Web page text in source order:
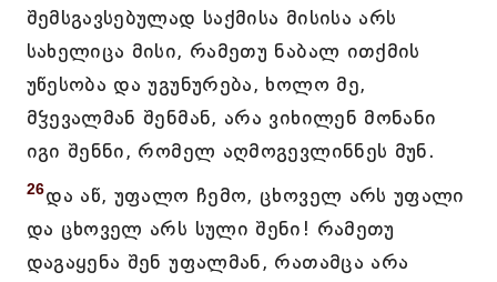
შემსგავსებულად საქმისა მისისა არს
სახელიცა მისი, რამეთუ ნაბალ ითქმის
უწესობა და უგუნურება, ხოლო მე,
მჴევალმან შენმან, არა ვიხილენ მონანი
იგი შენნი, რომელ აღმოგევლინნეს მუნ.
26და აწ, უფალო ჩემო, ცხოველ არს უფალი
და ცხოველ არს სული შენი! რამეთუ
დაგაყენა შენ უფალმან, რათამცა არა